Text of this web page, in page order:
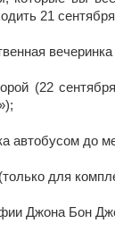
21
(22
автобусом до
для
Джона Бон